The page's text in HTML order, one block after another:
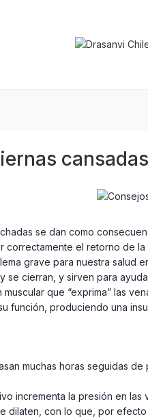
se dan como
correctamente el retorno de
grave para nuestra salud
se cierran, y sirven para
que “exprima” las
función, produciendo una
muchas horas seguidas
incrementa la presión en las
dilaten, con lo que, por